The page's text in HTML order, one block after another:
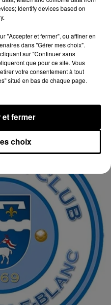
(45) - FOOTBALL,
DU FC...
du FC Sant-Jean-le-
Identify devices based on
"Accepter et fermer", ou affiner en
dans "Gérer mes choix".
sur "Continuer sans
que pour ce site. Vous
votre consentement à tout
situé en bas de chaque page.
choix
fermer